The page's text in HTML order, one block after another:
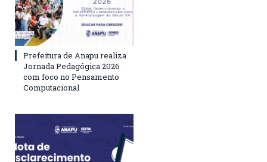
Prefeitura de Anapu realiza
Jornada Pedagógica 2026
com foco no Pensamento
Computacional